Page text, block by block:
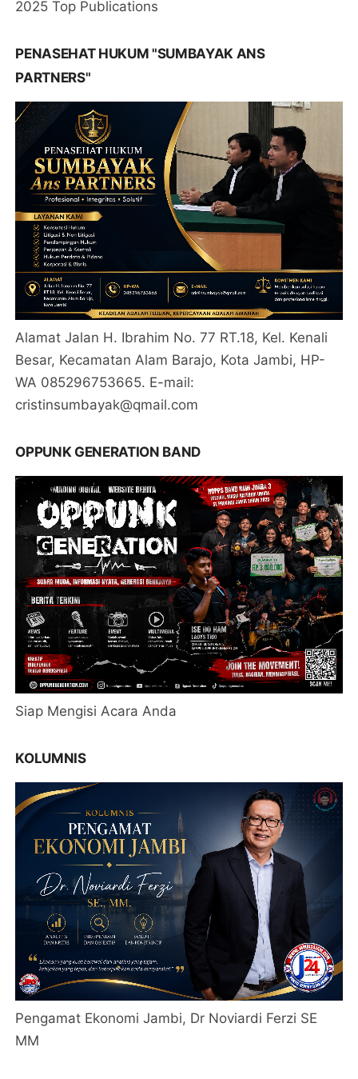
2025 Top Publications
PENASEHAT HUKUM "SUMBAYAK ANS
PARTNERS"
Alamat Jalan H. Ibrahim No. 77 RT.18, Kel. Kenali
Besar, Kecamatan Alam Barajo, Kota Jambi, HP-
WA 085296753665. E-mail:
cristinsumbayak@qmail.com
OPPUNK GENERATION BAND
Siap Mengisi Acara Anda
KOLUMNIS
Pengamat Ekonomi Jambi, Dr Noviardi Ferzi SE
MM